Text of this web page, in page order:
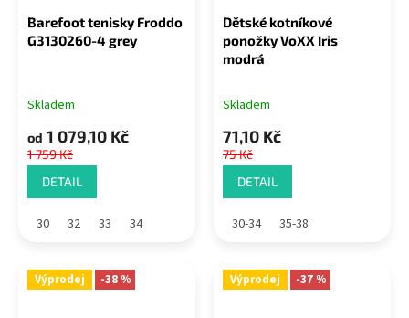
Barefoot tenisky Froddo
G3130260-4 grey
Skladem
od 1 079,10 Kč
1 759 Kč
DETAIL
30 32 33 34
Dětské kotníkové
ponožky VoXX Iris
modrá
Skladem
71,10 Kč
75 Kč
DETAIL
30-34 35-38
Výprodej -38 % Výprodej -37 %